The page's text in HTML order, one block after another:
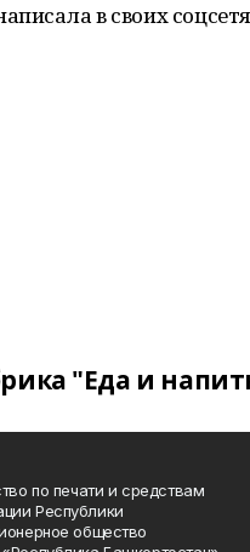
в своих
"Еда и
по печати и средствам
Республики
общество